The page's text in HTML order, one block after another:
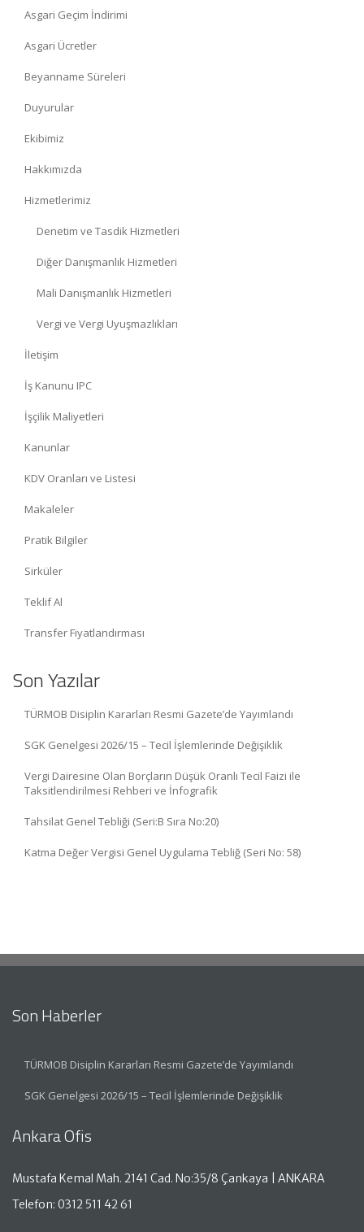
Asgari Geçim İndirimi
Asgari Ücretler
Beyanname Süreleri
Duyurular
Ekibimiz
Hakkımızda
Hizmetlerimiz
Denetim ve Tasdik Hizmetleri
Diğer Danışmanlık Hizmetleri
Mali Danışmanlık Hizmetleri
Vergi ve Vergi Uyuşmazlıkları
İletişim
İş Kanunu IPC
İşçilik Maliyetleri
Kanunlar
KDV Oranları ve Listesi
Makaleler
Pratik Bilgiler
Sirküler
Teklif Al
Transfer Fiyatlandırması
Son Yazılar
TÜRMOB Disiplin Kararları Resmi Gazete’de Yayımlandı
SGK Genelgesi 2026/15 – Tecil İşlemlerinde Değişiklik
Vergi Dairesine Olan Borçların Düşük Oranlı Tecil Faizi ile
Taksitlendirilmesi Rehberi ve İnfografik
Tahsilat Genel Tebliği (Seri:B Sıra No:20)
Katma Değer Vergisi Genel Uygulama Tebliğ (Seri No: 58)
Son Haberler
TÜRMOB Disiplin Kararları Resmi Gazete’de Yayımlandı
SGK Genelgesi 2026/15 – Tecil İşlemlerinde Değişiklik
Ankara Ofis
Mustafa Kemal Mah. 2141 Cad. No:35/8 Çankaya | ANKARA
Telefon: 0312 511 42 61